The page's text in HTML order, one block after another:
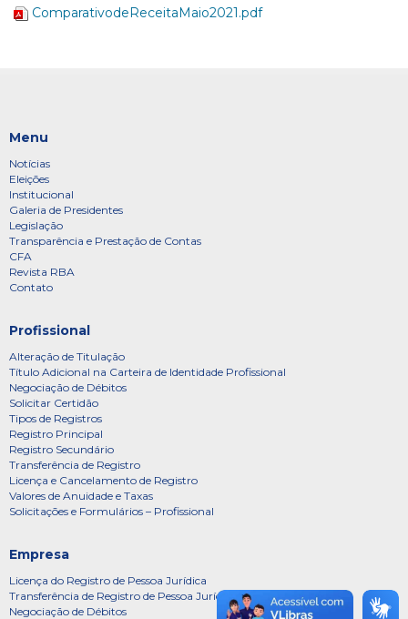
ComparativodeReceitaMaio2021.pdf
Menu
Notícias
Eleições
Institucional
Galeria de Presidentes
Legislação
Transparência e Prestação de Contas
CFA
Revista RBA
Contato
Profissional
Alteração de Titulação
Título Adicional na Carteira de Identidade Profissional
Negociação de Débitos
Solicitar Certidão
Tipos de Registros
Registro Principal
Registro Secundário
Transferência de Registro
Licença e Cancelamento de Registro
Valores de Anuidade e Taxas
Solicitações e Formulários – Profissional
Empresa
Licença do Registro de Pessoa Jurídica
Transferência de Registro de Pessoa Jurídica
Negociação de Débitos